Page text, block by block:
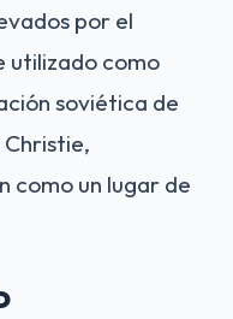
por el
utilizado como
soviética de
como un lugar de